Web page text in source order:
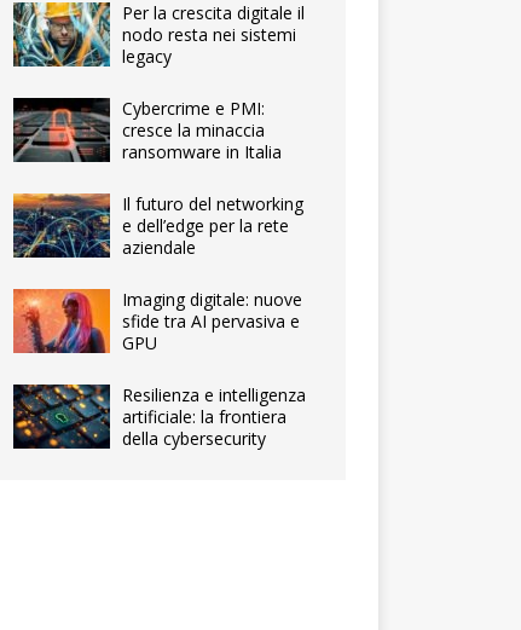
Per la crescita digitale il
nodo resta nei sistemi
legacy
Cybercrime e PMI:
cresce la minaccia
ransomware in Italia
Il futuro del networking
e dell’edge per la rete
aziendale
Imaging digitale: nuove
sfide tra AI pervasiva e
GPU
Resilienza e intelligenza
artificiale: la frontiera
della cybersecurity